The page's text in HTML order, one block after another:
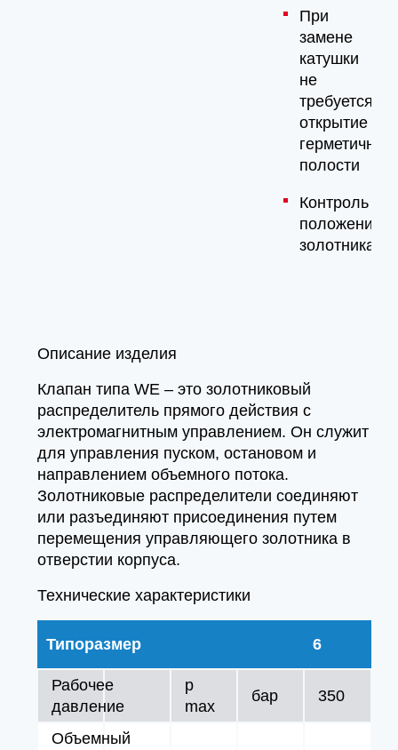
При
замене
катушки
не
требуется
открытие
герметичной
полости
Контроль
положения
золотника
Описание изделия
Клапан типа WE – это золотниковый
распределитель прямого действия с
электромагнитным управлением. Он служит
для управления пуском, остановом и
направлением объемного потока.
Золотниковые распределители соединяют
или разъединяют присоединения путем
перемещения управляющего золотника в
отверстии корпуса.
Технические характеристики
Типоразмер 6
Рабочее
давление
p
max
бар 350
Объемный